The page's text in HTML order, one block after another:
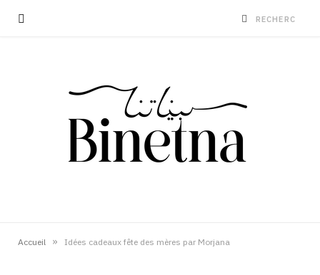
Accueil » Idées cadeaux fête des mères par Morjana